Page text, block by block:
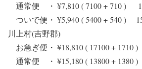
通常便 ・ ¥7,810 ( 7100 + 710 ) 1
ついで便・ ¥5,940 ( 5400 + 540 )
川上村(吉野郡)
お急ぎ便・ ¥18,810 ( 17100 +
通常便 ・ ¥15,180 ( 13800 + 1380